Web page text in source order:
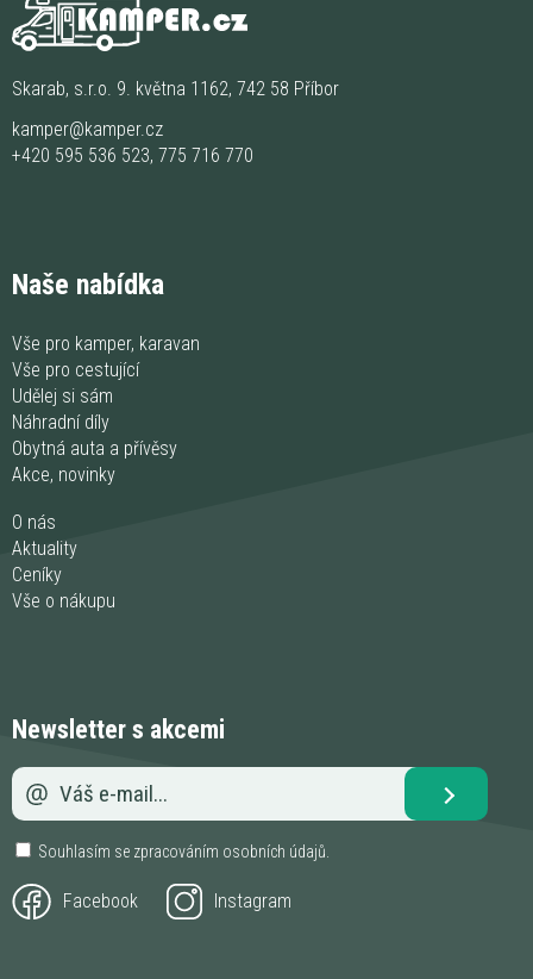
Skarab, s.r.o. 9. května 1162, 742 58 Příbor
kamper@kamper.cz
+420 595 536 523, 775 716 770
Naše nabídka
Vše pro kamper, karavan
Vše pro cestující
Udělej si sám
Náhradní díly
Obytná auta a přívěsy
Akce, novinky
O nás
Aktuality
Ceníky
Vše o nákupu
Newsletter s akcemi
Souhlasím se zpracováním osobních údajů
Facebook Instagram